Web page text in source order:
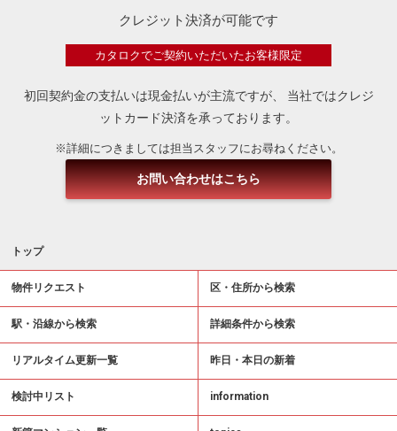
クレジット決済が可能です
カタロクでご契約いただいたお客様限定
初回契約金の支払いは現金払いが主流ですが、
当社ではクレジ
ットカード決済を承っております。
※詳細につきましては担当スタッフにお尋ねください。
お問い合わせはこちら
トップ
物件リクエスト 区・住所から検索
駅・沿線から検索 詳細条件から検索
リアルタイム更新一覧 昨日・本日の新着
検討中リスト information